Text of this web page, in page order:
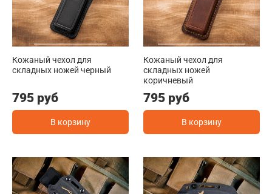
Кожаный чехол для
складных ножей черный
795 руб
В корзину
Кожаный чехол для
складных ножей
коричневый
795 руб
В корзину